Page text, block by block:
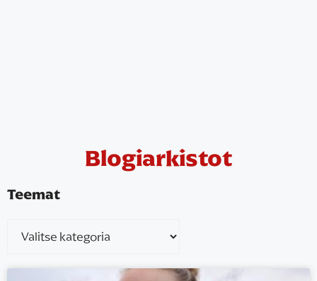
Blogiarkistot
Teemat